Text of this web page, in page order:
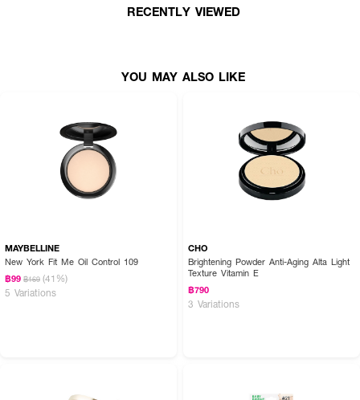
● เกลี่ยเนื้อแป้งให้เนียนเรียบสม่ำเสมอทั่วทั้งใบหน้าและลำคอเพื่อความกลมกลืนเป็น
Mica, Talc, Titanium Dioxide, Ethylhexyl Methoxycinnamate, Nylon-12,
Polymethyl Methacrylate, Cellulose, Dimethicone, Boron Nitride,
Magnesium Stearate, Phenyl Trimethicone, Octyldodecyl Stearoyl
Hexanediol, Xanthan Gum, Caprylyl Glycol, Butylene Glycol, Glucose,
Sodium Hyaluronate, Chondrus Crispus Extract, Hydroxypropyltrimonium
Hyaluronate, Hydrolyzed Hyaluronic Acid, Sodium Acetylated
Hyaluronate, Hyaluronic Acid, Hydrolyzed Sodium Hyaluronate, Sodium
Hyaluronate Crosspolymer, Potassium Hyaluronate, Methylparaben,
RECENTLY VIEWED
YOU MAY ALSO LIKE
MAYBELLINE
New York Fit Me Oil Control 109
฿99 ฿169 (41%)
5 Variations
CHO
Brightening Powder Anti-Aging Alta Light
Texture Vitamin E
฿790
3 Variations